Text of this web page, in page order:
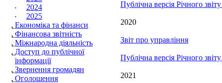
2024
2025
Економіка та фінанси
Фінансова звітність
Міжнародна діяльність
Доступ до публічної
інформації
Звернення громадян
Оголошення
Публічна версія Річного
2020
Звіт про управління
Публічна версія Річного
2021